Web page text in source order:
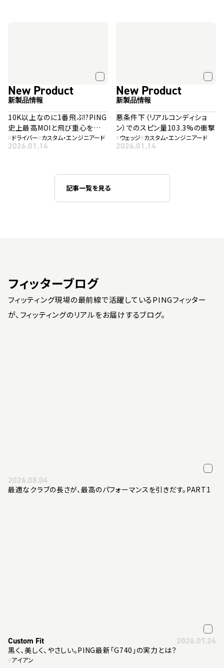
New Product
新製品情報
10K以上なのに1番飛ぶ!?PING
史上最高MOIと飛び重心を融
合した「G440 K」
#ドライバー#カスタム・エンジニアード
2026.01.14
New Product
新製品情報
悪条件下（リアルコンディショ
ン）でのスピン量103.3%の衝撃
#ウェッジ#カスタム・エンジニアード
2026.01.14
記事一覧を見る
フィッターブログ
フィッティング現場の最前線で活躍しているPINGフィッター
が、フィッティングのリアルをお届けするブログ。
2026.08.04
最適なクラブの長さが、最高のパフォーマンスを引きだす。PART1
Custom Fit 2026.07.24
黒く、美しく、やさしい。PING最新「G740」の実力とは？
#アイアン